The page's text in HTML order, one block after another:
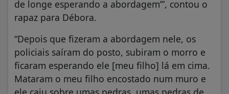
de longe esperando a abordagem’”, contou o
rapaz para Débora.
“Depois que fizeram a abordagem nele, os
policiais saíram do posto, subiram o morro e
ficaram esperando ele [meu filho] lá em cima.
Mataram o meu filho encostado num muro e